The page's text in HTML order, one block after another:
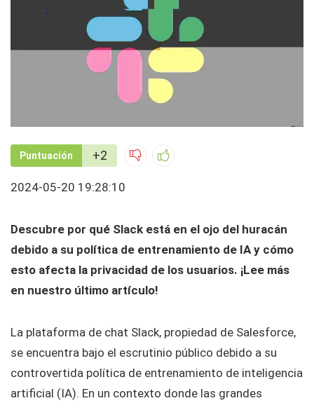
Puntuación +2
2024-05-20 19:28:10
Descubre por qué Slack está en el ojo del huracán
debido a su política de entrenamiento de IA y cómo
esto afecta la privacidad de los usuarios. ¡Lee más
en nuestro último artículo!
La plataforma de chat Slack, propiedad de Salesforce,
se encuentra bajo el escrutinio público debido a su
controvertida política de entrenamiento de inteligencia
artificial (IA). En un contexto donde las grandes